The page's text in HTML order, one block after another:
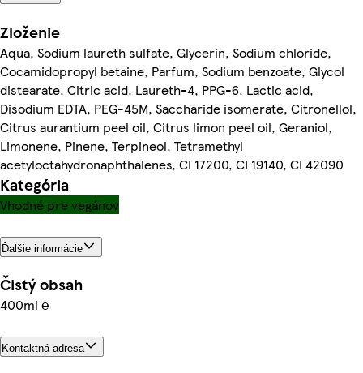
Zloženie
Aqua, Sodium laureth sulfate, Glycerin, Sodium chloride,
Cocamidopropyl betaine, Parfum, Sodium benzoate, Glycol
distearate, Citric acid, Laureth-4, PPG-6, Lactic acid,
Disodium EDTA, PEG-45M, Saccharide isomerate, Citronellol,
Citrus aurantium peel oil, Citrus limon peel oil, Geraniol,
Limonene, Pinene, Terpineol, Tetramethyl
acetyloctahydronaphthalenes, CI 17200, CI 19140, CI 42090
Kategória
Vhodné pre vegánov
Ďalšie informácie
Čistý obsah
400ml ℮
Kontaktná adresa